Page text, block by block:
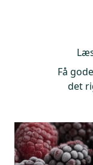
bærerne. Vi har
Få
det